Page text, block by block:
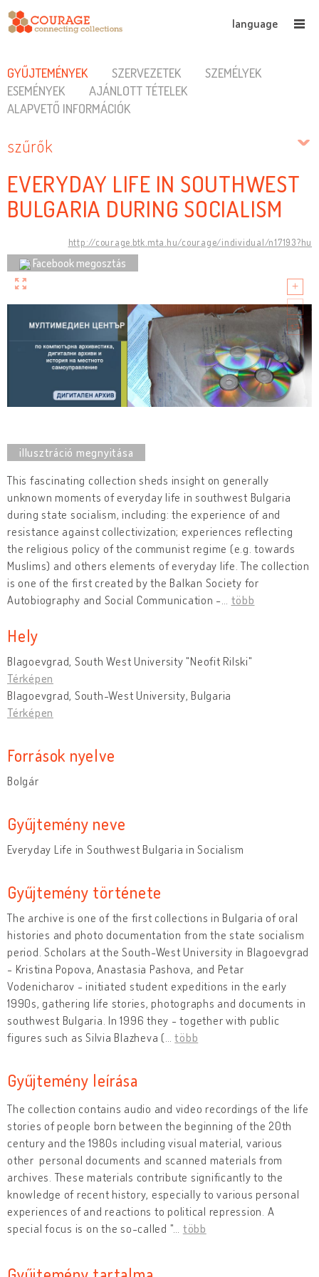
language
GYŰJTEMÉNYEK SZERVEZETEK
SZEMÉLYEK
ESEMÉNYEK
AJÁNLOTT TÉTELEK
ALAPVETŐ INFORMÁCIÓK
szűrők
EVERYDAY LIFE IN SOUTHWEST
BULGARIA DURING SOCIALISM
http://courage.btk.mta.hu/courage/individual/n17193?hu
Facebook megosztás
This fascinating collection sheds insight on generally
unknown moments of everyday life in southwest Bulgaria
during state socialism, including: the experience of and
resistance against collectivization; experiences reflecting
the religious policy of the communist regime (e.g. towards
Muslims) and others elements of everyday life. The collection
is one of the first created by the Balkan Society for
Autobiography and Social Communication -
több
Hely
Blagoevgrad, South West University "Neofit Rilski"
Térképen
Blagoevgrad, South-West University, Bulgaria
Térképen
Források nyelve
Bolgár
Gyűjtemény neve
Everyday Life in Southwest Bulgaria in Socialism
Gyűjtemény története
The archive is one of the first collections in Bulgaria of oral
histories and photo documentation from the state socialism
period. Scholars at the South-West University in Blagoevgrad
- Kristina Popova, Anastasia Pashova, and Petar
Vodenicharov - initiated student expeditions in the early
1990s, gathering life stories, photographs and documents in
southwest Bulgaria. In 1996 they - together with public
figures such as Silvia Blazheva ( …több
Gyűjtemény leírása
The collection contains audio and video recordings of the life
stories of people born between the beginning of the 20th
century and the 1980s including visual material, various
other personal documents and scanned materials from
archives. These materials contribute significantly to the
knowledge of recent history, especially to various personal
experiences of and reactions to political repression. A
special focus is on the so-called "
több